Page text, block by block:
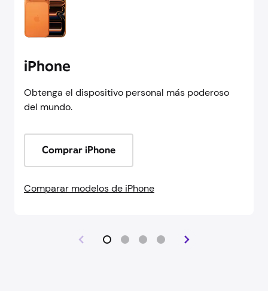
iPhone
Obtenga el dispositivo personal más poderoso
del mundo.
Comprar iPhone
Comparar modelos de iPhone